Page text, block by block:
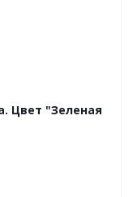
Цвет "Зеленая